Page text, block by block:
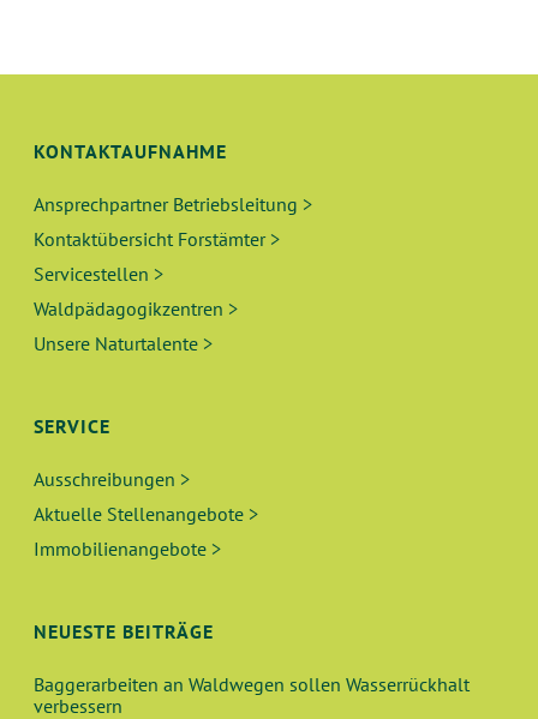
KONTAKTAUFNAHME
Ansprechpartner Betriebsleitung >
Kontaktübersicht Forstämter >
Servicestellen >
Waldpädagogikzentren >
Unsere Naturtalente >
SERVICE
Ausschreibungen >
Aktuelle Stellenangebote >
Immobilienangebote >
NEUESTE BEITRÄGE
Baggerarbeiten an Waldwegen sollen Wasserrückhalt
verbessern